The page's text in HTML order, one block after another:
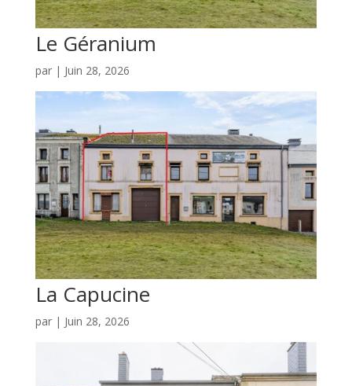
Le Géranium
par | Juin 28, 2026
La Capucine
par | Juin 28, 2026